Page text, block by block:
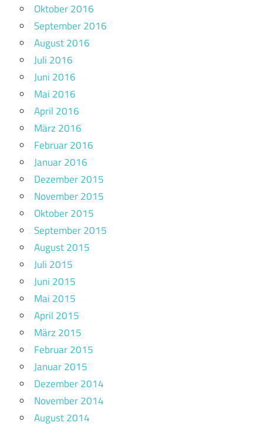
Oktober 2016
September 2016
August 2016
Juli 2016
Juni 2016
Mai 2016
April 2016
März 2016
Februar 2016
Januar 2016
Dezember 2015
November 2015
Oktober 2015
September 2015
August 2015
Juli 2015
Juni 2015
Mai 2015
April 2015
März 2015
Februar 2015
Januar 2015
Dezember 2014
November 2014
August 2014